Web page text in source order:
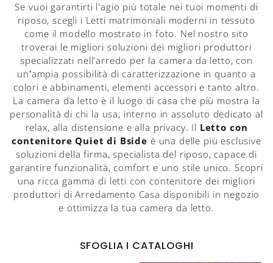
Se vuoi garantirti l'agio più totale nei tuoi momenti di
riposo, scegli i Letti matrimoniali moderni in tessuto
come il modello mostrato in foto. Nel nostro sito
troverai le migliori soluzioni dei migliori produttori
specializzati nell'arredo per la camera da letto, con
un’ampia possibilità di caratterizzazione in quanto a
colori e abbinamenti, elementi accessori e tanto altro.
La camera da letto è il luogo di casa che più mostra la
personalità di chi la usa, interno in assoluto dedicato al
relax, alla distensione e alla privacy. Il Letto con
contenitore Quiet di Bside è una delle più esclusive
soluzioni della firma, specialista del riposo, capace di
garantire funzionalità, comfort e uno stile unico. Scopri
una ricca gamma di letti con contenitore dei migliori
produttori di Arredamento Casa disponibili in negozio
e ottimizza la tua camera da letto.
SFOGLIA I CATALOGHI